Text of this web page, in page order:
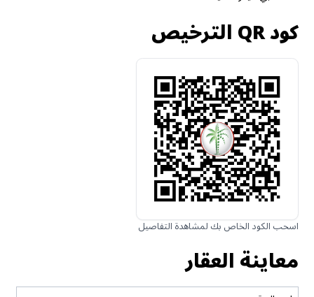
كود QR الترخيص
اسحب الكود الخاص بك لمشاهدة التفاصيل
معاينة العقار